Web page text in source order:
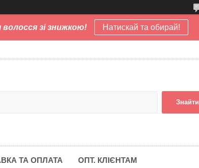
зі знижкою! Натискай та обирай!
Знайти
ТА ОПЛАТА ОПТ. КЛІЄНТАМ